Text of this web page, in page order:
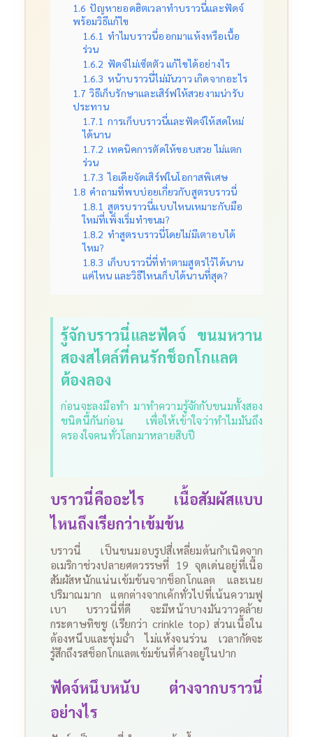
1.6 ปัญหายอดฮิตเวลาทำบราวนี่และฟัดจ์
พร้อมวิธีแก้ไข
1.6.1 ทำไมบราวนี่ออกมาแห้งหรือเนื้อ
ร่วน
1.6.2 ฟัดจ์ไม่เซ็ตตัว แก้ไขได้อย่างไร
1.6.3 หน้าบราวนี่ไม่มันวาว เกิดจากอะไร
1.7 วิธีเก็บรักษาและเสิร์ฟให้สวยงามน่ารับ
ประทาน
1.7.1 การเก็บบราวนี่และฟัดจ์ให้สดใหม่
ได้นาน
1.7.2 เทคนิคการตัดให้ขอบสวย ไม่แตก
ร่วน
1.7.3 ไอเดียจัดเสิร์ฟในโอกาสพิเศษ
1.8 คำถามที่พบบ่อยเกี่ยวกับสูตรบราวนี่
1.8.1 สูตรบราวนี่แบบไหนเหมาะกับมือ
ใหม่ที่เพิ่งเริ่มทำขนม?
1.8.2 ทำสูตรบราวนี่โดยไม่มีเตาอบได้
ไหม?
1.8.3 เก็บบราวนี่ที่ทำตามสูตรไว้ได้นาน
แค่ไหน และวิธีไหนเก็บได้นานที่สุด?
รู้จักบราวนี่และฟัดจ์ ขนมหวาน
สองสไตล์ที่คนรักช็อกโกแลต
ต้องลอง
ก่อนจะลงมือทำ มาทำความรู้จักกับขนมทั้งสอง
ชนิดนี้กันก่อน เพื่อให้เข้าใจว่าทำไมมันถึง
ครองใจคนทั่วโลกมาหลายสิบปี
บราวนี่คืออะไร เนื้อสัมผัสแบบ
ไหนถึงเรียกว่าเข้มข้น
บราวนี่ เป็นขนมอบรูปสี่เหลี่ยมต้นกำเนิดจาก
อเมริกาช่วงปลายศตวรรษที่ 19 จุดเด่นอยู่ที่เนื้อ
สัมผัสหนักแน่นเข้มข้นจากช็อกโกแลต และเนย
ปริมาณมาก แตกต่างจากเค้กทั่วไปที่เน้นความฟู
เบา บราวนี่ที่ดี จะมีหน้าบางมันวาวคล้าย
กระดาษทิชชู (เรียกว่า crinkle top) ส่วนเนื้อใน
ต้องหนึบและชุ่มฉ่ำ ไม่แห้งจนร่วน เวลากัดจะ
รู้สึกถึงรสช็อกโกแลตเข้มข้นที่ค้างอยู่ในปาก
ฟัดจ์หนึบหนับ ต่างจากบราวนี่
อย่างไร